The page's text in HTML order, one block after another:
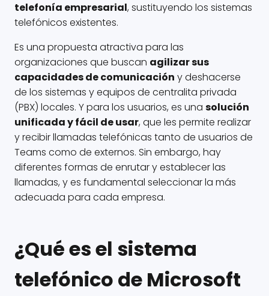
telefonía empresarial, sustituyendo los sistemas
telefónicos existentes.
Es una propuesta atractiva para las
organizaciones que buscan agilizar sus
capacidades de comunicación y deshacerse
de los sistemas y equipos de centralita privada
(PBX) locales. Y para los usuarios, es una solución
unificada y fácil de usar, que les permite realizar
y recibir llamadas telefónicas tanto de usuarios de
Teams como de externos. Sin embargo, hay
diferentes formas de enrutar y establecer las
llamadas, y es fundamental seleccionar la más
adecuada para cada empresa.
¿Qué es el sistema
telefónico de Microsoft